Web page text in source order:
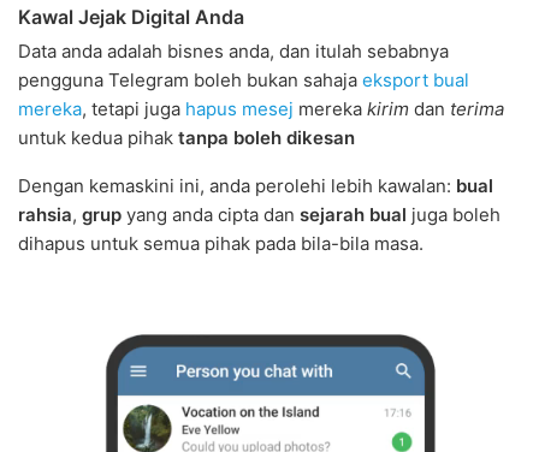
Kawal Jejak Digital Anda
Data anda adalah bisnes anda, dan itulah sebabnya
pengguna Telegram boleh bukan sahaja eksport bual
mereka, tetapi juga hapus mesej mereka kirim dan terima
untuk kedua pihak tanpa boleh dikesan
Dengan kemaskini ini, anda perolehi lebih kawalan: bual
rahsia, grup yang anda cipta dan sejarah bual juga boleh
dihapus untuk semua pihak pada bila-bila masa.